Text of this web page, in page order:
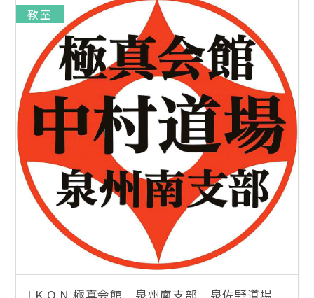
教室
I.K.O.N.極真会館 泉州南支部 泉佐野道場